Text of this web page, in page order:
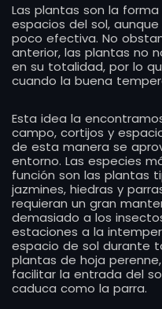
Las plantas son la
espacios del sol,
poco efectiva. No
anterior, las plantas no
en su totalidad, por lo
cuando la buena
Esta idea la
campo, cortijos y
de esta manera se
entorno. Las especies
función son las plantas
jazmines, hiedras y
requieran un gran
demasiado a los
estaciones a la
espacio de sol durante
plantas de hoja
facilitar la entrada del
caduca como la parra.